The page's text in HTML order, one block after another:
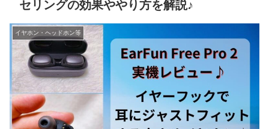
セリングの効果ややり方を解説♪
イヤホン・ヘッドホン等